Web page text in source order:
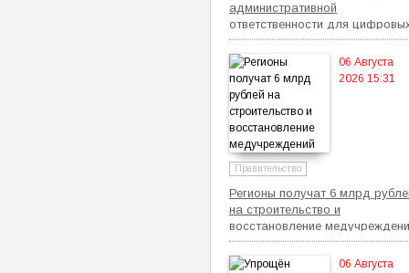
административной
ответственности для
платформ
06 Августа
2026 15:31
Правительство
Регионы получат 6 млрд
на строительство и
восстановление
06 Августа